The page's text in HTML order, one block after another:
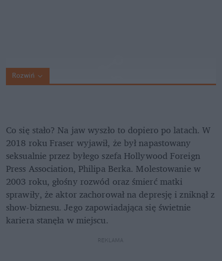
Rozwiń
Co się stało? Na jaw wyszło to dopiero po latach. W
2018 roku Fraser wyjawił, że był napastowany
seksualnie przez byłego szefa Hollywood Foreign
Press Association, Philipa Berka. Molestowanie w
2003 roku, głośny rozwód oraz śmierć matki
sprawiły, że aktor zachorował na depresję i zniknął z
show-biznesu. Jego zapowiadająca się świetnie
kariera stanęła w miejscu.
REKLAMA